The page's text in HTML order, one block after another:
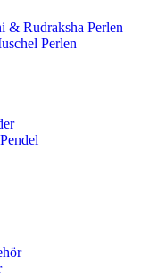
& Rudraksha Perlen
Perlen